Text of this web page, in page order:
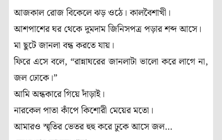
আজকাল রোজ বিকেলে ঝড় ওঠে। কালবৈশাখী।
আশপাশের ঘর থেকে দুমদাম জিনিসপত্র পড়ার শব্দ আসে।
মা ছুটে জানলা বন্ধ করতে যায়।
ফিরে এসে বলে, “রান্নাঘরের জানলাটা ভালো করে লাগে না,
জল ঢোকে।”
আমি অন্ধকারে গিয়ে দাঁড়াই।
নারকেল পাতা কাঁপে কিশোরী মেয়ের মতো।
আমারও স্মৃতির ভেতর হুহু করে ঢুকে আসে জল…